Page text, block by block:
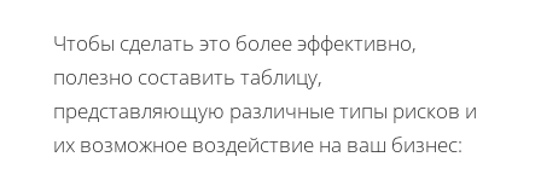
Чтобы сделать это более эффективно,
полезно составить таблицу,
представляющую различные типы рисков и
их возможное воздействие на ваш бизнес: